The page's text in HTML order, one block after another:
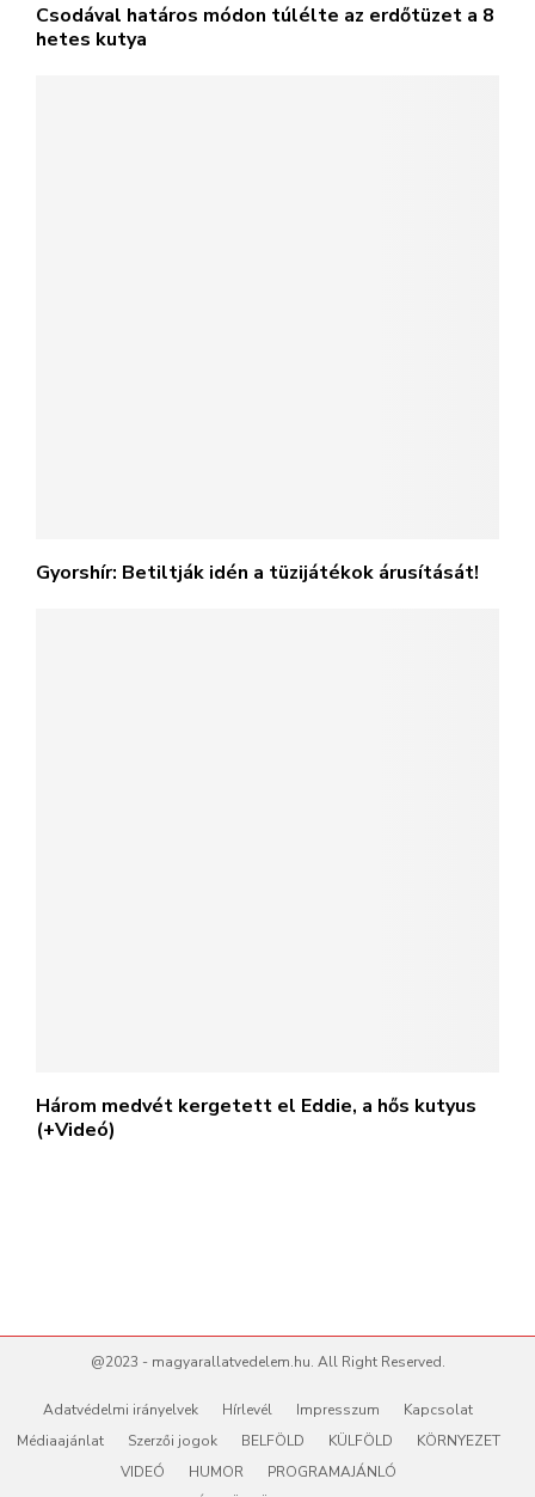
Csodával határos módon túlélte az erdőtüzet a 8
hetes kutya
Gyorshír: Betiltják idén a tüzijátékok árusítását!
Három medvét kergetett el Eddie, a hős kutyus
(+Videó)
@2023 - magyarallatvedelem.hu. All Right Reserved.
Adatvédelmi irányelvek Hírlevél Impresszum
Kapcsolat
Médiaajánlat
Szerzői jogok BELFÖLD KÜLFÖLD
KÖRNYEZET
VIDEÓ
HUMOR
PROGRAMAJÁNLÓ